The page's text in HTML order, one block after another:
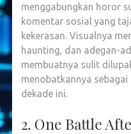
menggabungkan horor
komentar sosial yang
kekerasan. Visualnya
haunting, dan adegan-
membuatnya sulit
menobatkannya
dekade ini.
2. One Battle